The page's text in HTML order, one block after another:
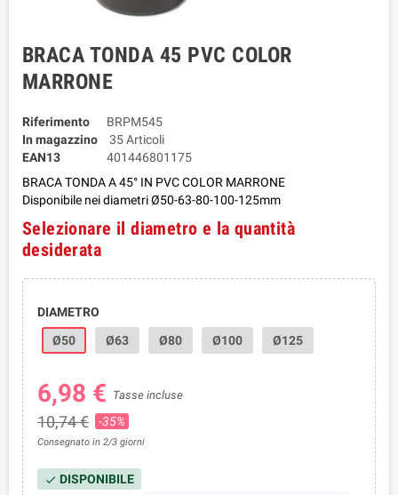
BRACA TONDA 45 PVC COLOR
MARRONE
Riferimento
BRPM545
In magazzino
35 Articoli
EAN13
401446801175
BRACA TONDA A 45° IN PVC COLOR MARRONE
Disponibile nei diametri Ø50-63-80-100-125mm
Selezionare il diametro e la quantità
desiderata
DIAMETRO
Ø50
Ø63 Ø80 Ø100 Ø125
6,98 € Tasse incluse
10,74 € -35%
Consegnato in 2/3 giorni
check DISPONIBILE